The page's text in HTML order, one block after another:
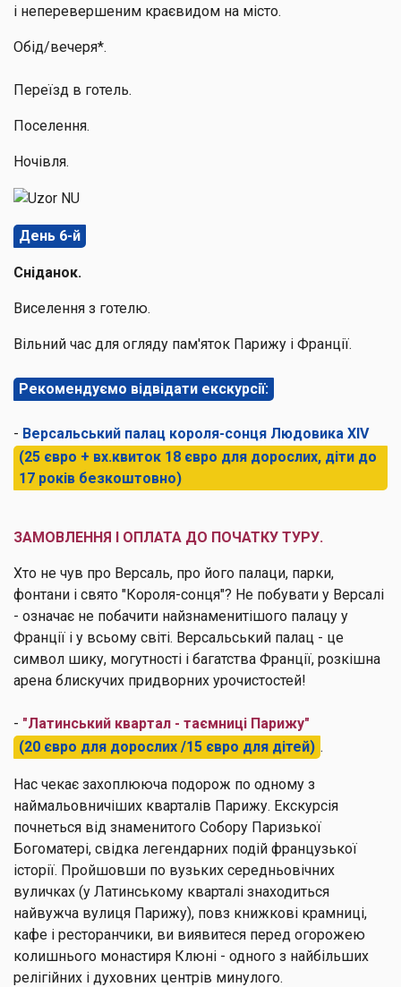
і неперевершеним краєвидом на місто.
Обід/вечеря*.
Переїзд в готель.
Поселення.
Ночівля.
День 6-й
Сніданок.
Виселення з готелю.
Вільний час для огляду пам'яток Парижу і Франції.
Рекомендуємо відвідати екскурсії:
- Версальський палац короля-сонця Людовика XIV
(25 євро + вх.квиток 18 євро для дорослих, діти до
17 років безкоштовно)
ЗАМОВЛЕННЯ І ОПЛАТА ДО ПОЧАТКУ ТУРУ.
Хто не чув про Версаль, про його палаци, парки,
фонтани і свято "Короля-сонця"? Не побувати у Версалі
- означає не побачити найзнаменитішого палацу у
Франції і у всьому світі. Версальський палац - це
символ шику, могутності і багатства Франції, розкішна
арена блискучих придворних урочистостей!
- "Латинський квартал - таємниці Парижу"
(20 євро для дорослих /15 євро для дітей) .
Нас чекає захоплююча подорож по одному з
наймальовничіших кварталів Парижу. Екскурсія
почнеться від знаменитого Собору Паризької
Богоматері, свідка легендарних подій французької
історії. Пройшовши по вузьких середньовічних
вуличках (у Латинському кварталі знаходиться
найвужча вулиця Парижу), повз книжкові крамниці,
кафе і ресторанчики, ви виявитеся перед огорожею
колишнього монастиря Клюні - одного з найбільших
релігійних і духовних центрів минулого.